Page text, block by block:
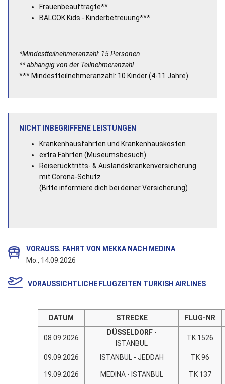
Frauenbeauftragte**
BALCOK Kids - Kinderbetreuung***
*Mindestteilnehmeranzahl: 15 Personen
** abhängig von der Teilnehmeranzahl
*** Mindestteilnehmeranzahl: 10 Kinder (4-11 Jahre)
NICHT INBEGRIFFENE LEISTUNGEN
Krankenhausfahrten und Krankenhauskosten
extra Fahrten (Museumsbesuch)
Reiserücktritts- & Auslandskrankenversicherung
mit Corona-Schutz
(Bitte informiere dich bei deiner Versicherung)
VORAUSS. FAHRT VON MEKKA NACH MEDINA
Mo., 14.09.2026
VORAUSSICHTLICHE FLUGZEITEN TURKISH AIRLINES
DATUM STRECKE FLUG-NR
08.09.2026
DÜSSELDORF -
ISTANBUL
TK 1526
09.09.2026 ISTANBUL - JEDDAH TK 96
19.09.2026 MEDINA - ISTANBUL TK 137